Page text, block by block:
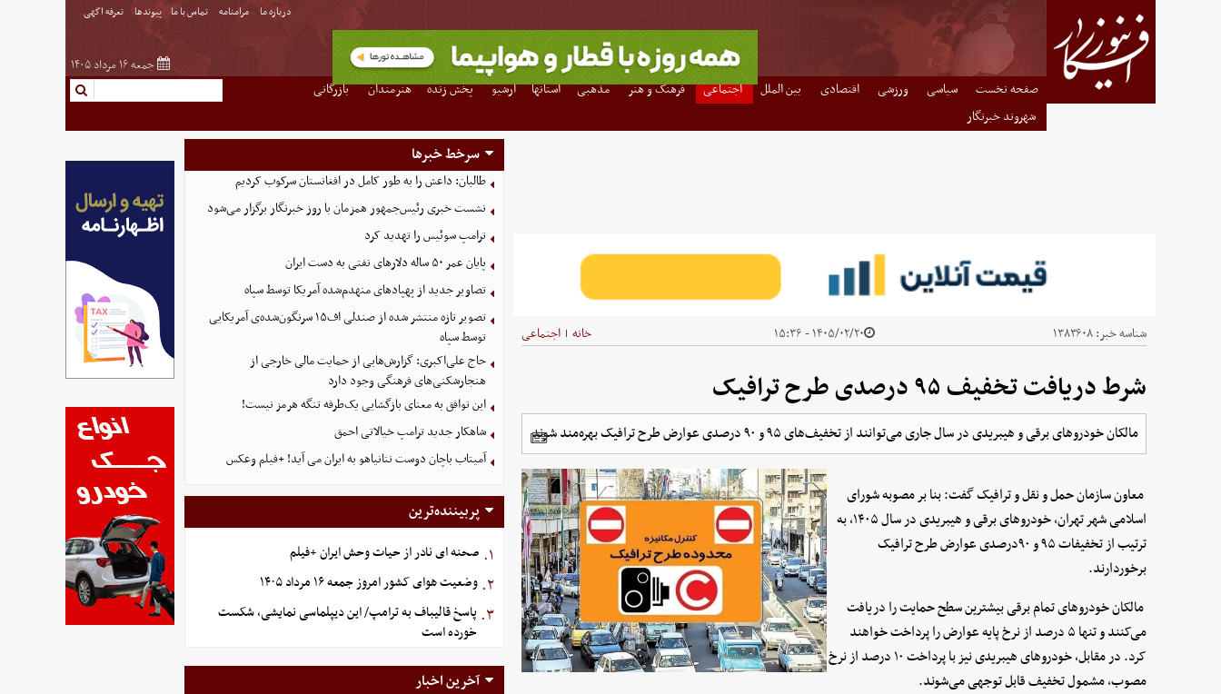
درباره ما مرامنامه تماس با ما پیوندها تعرفه اگهی
جمعه ۱۶ مرداد ۱۴۰۵
صفحه نخست سیاسی ورزشی اقتصادی بین الملل اجتماعی فرهنگ و هنر مذهبی استانها آرشیو پخش زنده هنرمندان
بازرگانی
شهروند خبرنگار
شناسه خبر:۱۳۸۳۶۰۸ ۱۴۰۵/۰۲/۲۰ - ۱۵:۳۶ خانه | اجتماعی
شرط دریافت تخفیف ۹۵ درصدی طرح ترافیک
مالکان خودروهای برقی و هیبریدی در سال جاری می‌توانند از تخفیف‌های ۹۵ و ۹۰ درصدی عوارض طرح ترافیک بهره‌مند شوند
معاون سازمان حمل و نقل و ترافیک گفت: بنا بر مصوبه شورای
اسلامی شهر تهران، خودروهای برقی و هیبریدی در سال ۱۴۰۵، به
ترتیب از تخفیفات ۹۵ و ۹۰درصدی عوارض طرح ترافیک
برخوردارند.
مالکان خودروهای تمام برقی بیشترین سطح حمایت را دریافت
می‌کنند و تنها ۵ درصد از نرخ پایه عوارض را پرداخت خواهند
کرد. در مقابل، خودروهای هیبریدی نیز با پرداخت ۱۰ درصد از نرخ
مصوب، مشمول تخفیف قابل توجهی می‌شوند.
سرخط خبرها
طالبان: داعش را به طور کامل در افغانستان سرکوب کردیم
نشست خبری رئیس‌جمهور همزمان با روز خبرنگار برگزار می‌شود
ترامپ سوئیس را تهدید کرد
پایان عمر ۵۰ ساله دلارهای نفتی به دست ایران
تصاویر جدید از پهپادهای منهدم‌شده آمریکا توسط سپاه
تصویر تازه منتشر شده از صندلی اف۱۵ سرنگون‌شده‌ی آمریکایی
توسط سپاه
حاج علی‌اکبری: گزارش‌هایی از حمایت مالی خارجی از
هنجارشکنی‌های فرهنگی وجود دارد
این توافق به معنای بازگشایی یک‌طرفه تنگه هرمز نیست!
شاهکار جدید ترامپ خیالاتی احمق
آمیتاب باچان دوست نتانیاهو به ایران می آید! +فیلم وعکس
پربیننده‌ترین
۱. صحنه ای نادر از حیات وحش ایران +فیلم
۲. وضعیت هوای کشور امروز جمعه ۱۶ مرداد ۱۴۰۵
۳. پاسخ قالیباف به ترامپ/ این دیپلماسی نمایشی، شکست
خورده است
آخرین اخبار